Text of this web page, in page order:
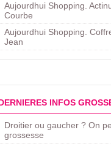
Aujourdhui Shopping.
Courbe
Aujourdhui Shopping.
Jean
INFOS
Droitier ou gaucher ? On
grossesse